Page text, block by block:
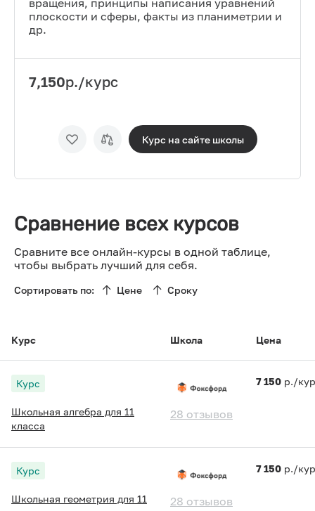
вращения, принципы написания уравнений
плоскости и сферы, факты из планиметрии и
др.
7,150р./курс
Курс на сайте школы
Сравнение всех курсов
Сравните все онлайн-курсы в одной таблице,
чтобы выбрать лучший для себя.
Сортировать по: Цене Сроку
Курс Школа Цена
Курс
Школьная алгебра для 11
класса
28 отзывов
7 150 р./
Курс
Школьная геометрия для 11
28 отзывов
7 150 р./